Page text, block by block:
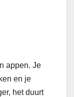
appen. Je
en je
het duurt